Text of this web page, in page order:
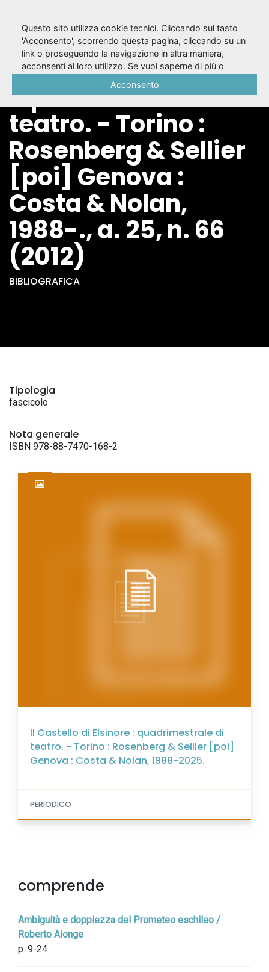
Il Castello di Elsinore
: quadrimestrale di
teatro. - Torino :
Rosenberg & Sellier
[poi] Genova :
Costa & Nolan,
1988-., a. 25, n. 66
(2012)
BIBLIOGRAFICA
Tipologia
fascicolo
Nota generale
ISBN 978-88-7470-168-2
Il Castello di Elsinore : quadrimestrale di
teatro. - Torino : Rosenberg & Sellier [poi]
Genova : Costa & Nolan, 1988-2025.
PERIODICO
comprende
Ambiguità e doppiezza del Prometeo eschileo /
Roberto Alonge
p. 9-24
Questo sito utilizza cookie tecnici. Cliccando sul tasto
'Acconsento', scorrendo questa pagina, cliccando su un
link o proseguendo la navigazione in altra maniera,
acconsenti al loro utilizzo. Se vuoi saperne di più o
Acconsento